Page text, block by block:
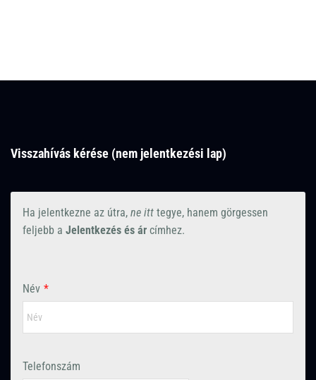
Visszahívás kérése (nem jelentkezési lap)
Ha jelentkezne az útra, ne itt tegye, hanem görgessen
feljebb a Jelentkezés és ár címhez.
Név *
Telefonszám